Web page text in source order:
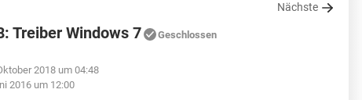
Nächste
Treiber Windows 7 Geschlossen
2018 um 04:48
2016 um 12:00